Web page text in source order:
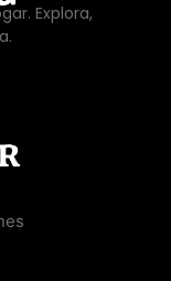
Explora,